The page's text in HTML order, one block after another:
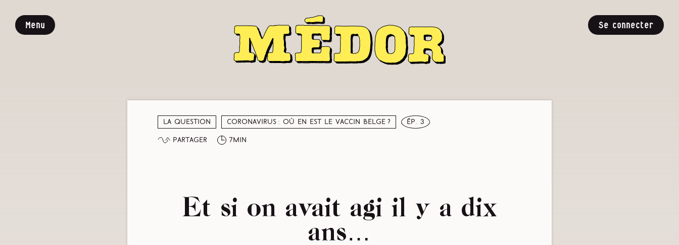
Menu Se connecter
La question Coronavirus : où en est le vaccin belge ? ép. 3
Partager 7min
Et si on avait agi il y a dix
ans…